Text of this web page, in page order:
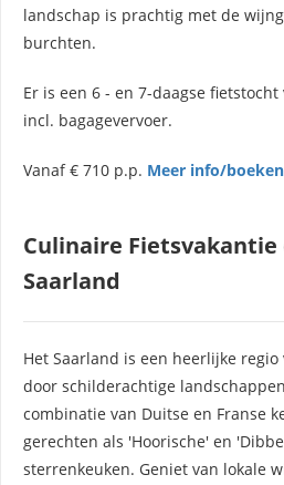
landschap is prachtig met de
burchten.
Er is een 6 - en 7-daagse
incl. bagagevervoer.
Vanaf € 710 p.p. Meer info/
Culinaire
Saarland
Het Saarland is een heerlijke
door schilderachtige
combinatie van Duitse en Franse
gerechten als 'Hoorische' en
sterrenkeuken. Geniet van lokale